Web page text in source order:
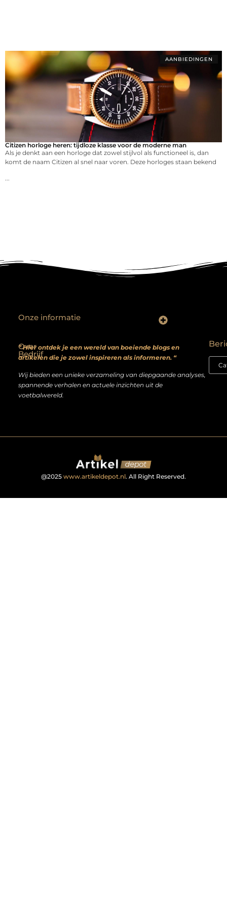
AANBIEDINGEN
Citizen horloge heren: tijdloze klasse voor de moderne man
Als je denkt aan een horloge dat zowel stijlvol als functioneel is, dan
komt de naam Citizen al snel naar voren. Deze horloges staan bekend
...
Over
Bedrijf
” Hier ontdek je een wereld van boeiende blogs en
artikelen die je zowel inspireren als informeren. “
Wij bieden een unieke verzameling van diepgaande analyses,
spannende verhalen en actuele inzichten uit de
voetbalwereld.
Onze informatie
@2025 www.artikeldepot.nl. All Right Reserved.